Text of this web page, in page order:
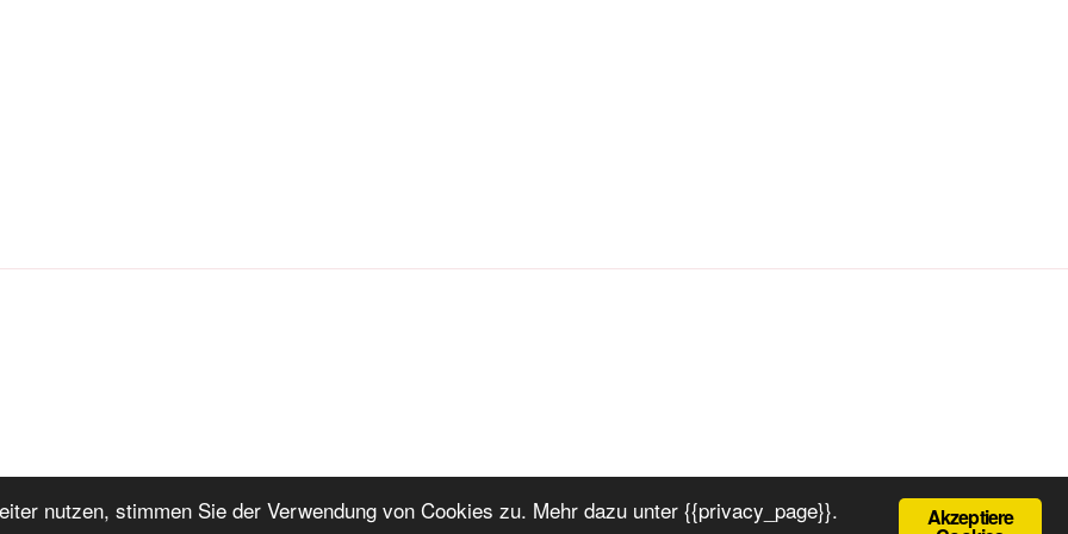
Stolz präsentiert von WordPress Akzeptiere
nutzen, stimmen Sie der Verwendung von Cookies zu. Mehr dazu unter {{privacy_page}}.